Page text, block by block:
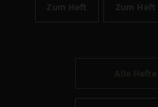
Zum Heft Zum Heft